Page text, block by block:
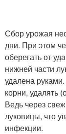
Сбор урожая
дни. При этом
оберегать от
нижней части
удалена
корни, удалять
Ведь через
луковицы, что
инфекции.